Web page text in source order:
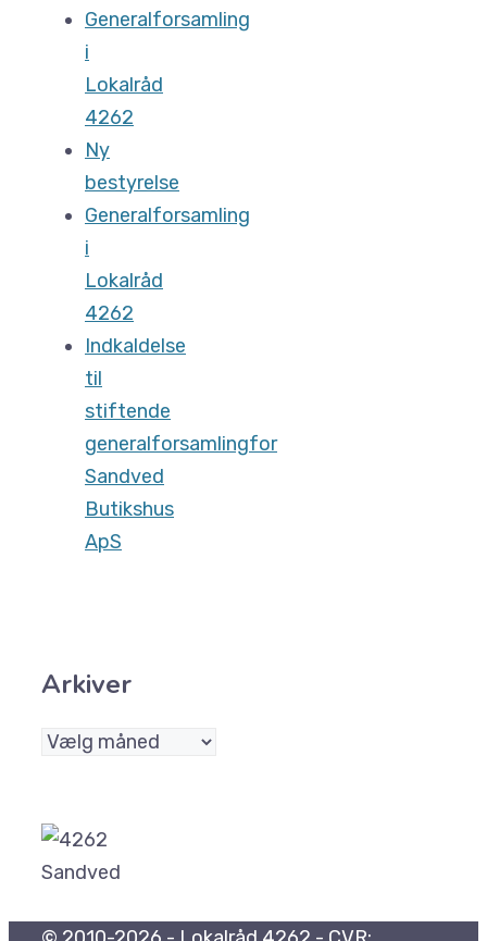
Generalforsamling
i
Lokalråd
4262
Ny
bestyrelse
Generalforsamling
i
Lokalråd
4262
Indkaldelse
til
stiftende
generalforsamlingfor
Sandved
Butikshus
ApS
Arkiver
Arkiver